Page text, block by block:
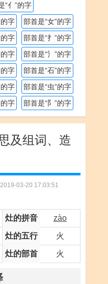
“亻”的字
字
部首是“女”的字
字
部首是“扌”的字
字
部首是“氵”的字
字
部首是“石”的字
字
部首是“虫”的字
字 部首是“阝”的字
及组词、造
2019-03-20 17:03:51
灶的拼音 zào
灶的五行 火
灶的部首 火